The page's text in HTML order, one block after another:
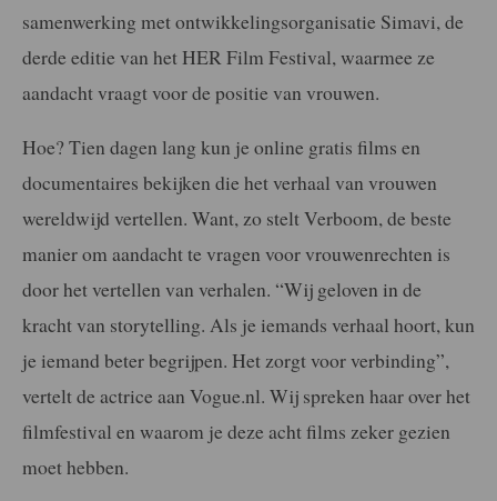
samenwerking met ontwikkelingsorganisatie Simavi, de
derde editie van het HER Film Festival, waarmee ze
aandacht vraagt voor de positie van vrouwen.
Hoe? Tien dagen lang kun je online gratis films en
documentaires bekijken die het verhaal van vrouwen
wereldwijd vertellen. Want, zo stelt Verboom, de beste
manier om aandacht te vragen voor vrouwenrechten is
door het vertellen van verhalen. “Wij geloven in de
kracht van storytelling. Als je iemands verhaal hoort, kun
je iemand beter begrijpen. Het zorgt voor verbinding”,
vertelt de actrice aan Vogue.nl. Wij spreken haar over het
filmfestival en waarom je deze acht films zeker gezien
moet hebben.